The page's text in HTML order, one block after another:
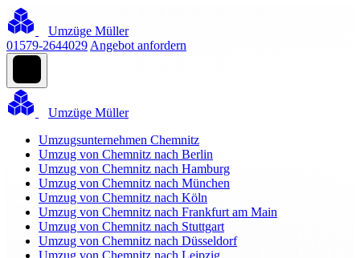
Umzüge Müller
01579-2644029 Angebot anfordern
Umzüge Müller
Umzugsunternehmen Chemnitz
Umzug von Chemnitz nach Berlin
Umzug von Chemnitz nach Hamburg
Umzug von Chemnitz nach München
Umzug von Chemnitz nach Köln
Umzug von Chemnitz nach Frankfurt am Main
Umzug von Chemnitz nach Stuttgart
Umzug von Chemnitz nach Düsseldorf
Umzug von Chemnitz nach Leipzig